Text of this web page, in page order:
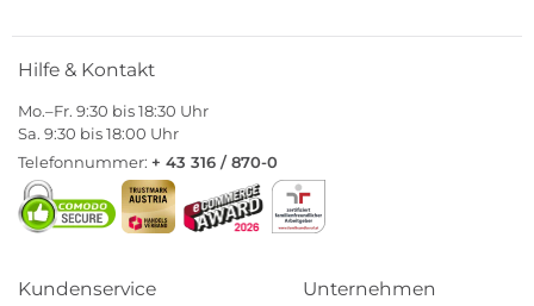
Hilfe & Kontakt
Mo.–Fr. 9:30 bis 18:30 Uhr
Sa. 9:30 bis 18:00 Uhr
Telefonnummer: + 43 316 / 870-0
Kundenservice Unternehmen